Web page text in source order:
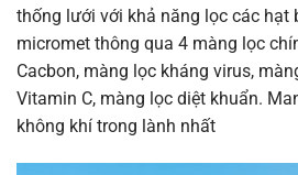
thống lưới với khả năng lọc các hạt
micromet thông qua 4 màng lọc
Cacbon, màng lọc kháng virus,
Vitamin C, màng lọc diệt khuẩn.
không khí trong lành nhất